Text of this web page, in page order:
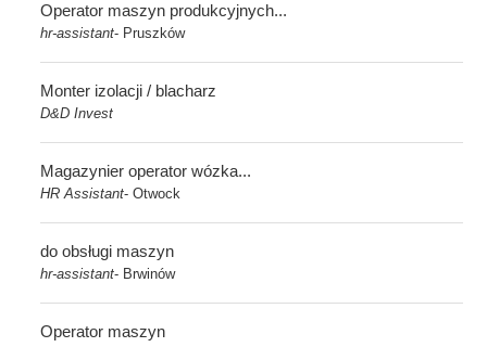
Operator maszyn produkcyjnych...
hr-assistant- Pruszków
Monter izolacji / blacharz
D&D Invest
Magazynier operator wózka...
HR Assistant-Otwock
do obsługi maszyn
hr-assistant- Brwinów
Operator maszyn